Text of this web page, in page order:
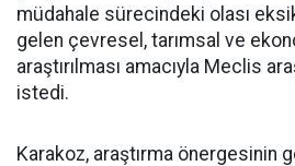
müdahale sürecindeki olası
gelen çevresel, tarımsal ve
araştırılması amacıyla Meclis
istedi.
Karakoz, araştırma önergesinin